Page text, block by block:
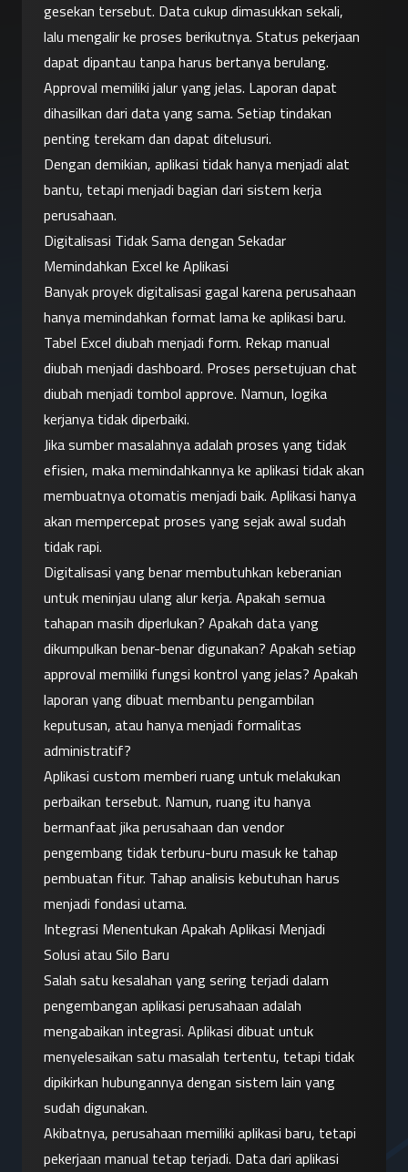
gesekan tersebut. Data cukup dimasukkan sekali,
lalu mengalir ke proses berikutnya. Status pekerjaan
dapat dipantau tanpa harus bertanya berulang.
Approval memiliki jalur yang jelas. Laporan dapat
dihasilkan dari data yang sama. Setiap tindakan
penting terekam dan dapat ditelusuri.
Dengan demikian, aplikasi tidak hanya menjadi alat
bantu, tetapi menjadi bagian dari sistem kerja
perusahaan.
Digitalisasi Tidak Sama dengan Sekadar
Memindahkan Excel ke Aplikasi
Banyak proyek digitalisasi gagal karena perusahaan
hanya memindahkan format lama ke aplikasi baru.
Tabel Excel diubah menjadi form. Rekap manual
diubah menjadi dashboard. Proses persetujuan chat
diubah menjadi tombol approve. Namun, logika
kerjanya tidak diperbaiki.
Jika sumber masalahnya adalah proses yang tidak
efisien, maka memindahkannya ke aplikasi tidak akan
membuatnya otomatis menjadi baik. Aplikasi hanya
akan mempercepat proses yang sejak awal sudah
tidak rapi.
Digitalisasi yang benar membutuhkan keberanian
untuk meninjau ulang alur kerja. Apakah semua
tahapan masih diperlukan? Apakah data yang
dikumpulkan benar-benar digunakan? Apakah setiap
approval memiliki fungsi kontrol yang jelas? Apakah
laporan yang dibuat membantu pengambilan
keputusan, atau hanya menjadi formalitas
administratif?
Aplikasi custom memberi ruang untuk melakukan
perbaikan tersebut. Namun, ruang itu hanya
bermanfaat jika perusahaan dan vendor
pengembang tidak terburu-buru masuk ke tahap
pembuatan fitur. Tahap analisis kebutuhan harus
menjadi fondasi utama.
Integrasi Menentukan Apakah Aplikasi Menjadi
Solusi atau Silo Baru
Salah satu kesalahan yang sering terjadi dalam
pengembangan aplikasi perusahaan adalah
mengabaikan integrasi. Aplikasi dibuat untuk
menyelesaikan satu masalah tertentu, tetapi tidak
dipikirkan hubungannya dengan sistem lain yang
sudah digunakan.
Akibatnya, perusahaan memiliki aplikasi baru, tetapi
pekerjaan manual tetap terjadi. Data dari aplikasi